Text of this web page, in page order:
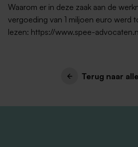
Waarom er in deze zaak aan de
vergoeding van 1 miljoen euro werd
lezen: https://www.spee-
Terug naar